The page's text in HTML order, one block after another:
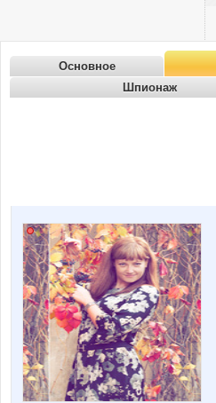
Основное
Шпионаж